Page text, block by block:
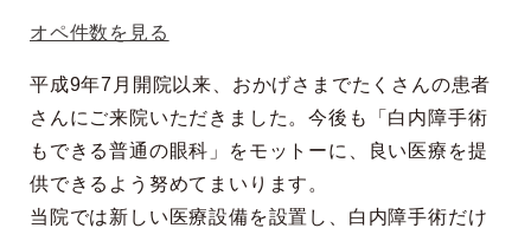
オペ件数を見る
平成9年7月開院以来、おかげさまでたくさんの患者
さんにご来院いただきました。今後も「白内障手術
もできる普通の眼科」をモットーに、良い医療を提
供できるよう努めてまいります。
当院では新しい医療設備を設置し、白内障手術だけ